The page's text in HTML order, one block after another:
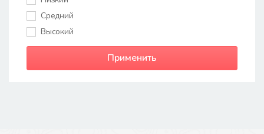
Средний
Высокий
Применить